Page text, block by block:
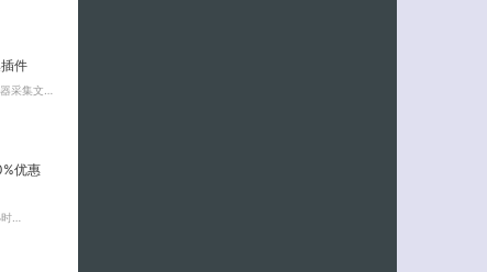
件
采集文…
优惠
…